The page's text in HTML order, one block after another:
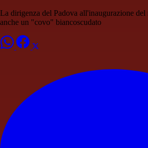
La dirigenza del Padova all'inaugurazione del
anche un "covo" biancoscudato